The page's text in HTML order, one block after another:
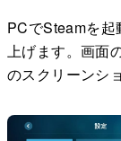
PCでSteamを
上げます。画面
のスクリーンシ